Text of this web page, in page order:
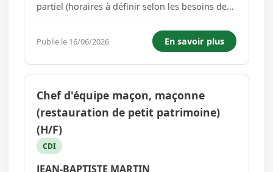
partiel (horaires à définir selon les besoins de
délivrance des médicaments, de l'encadrement
de l'équipe et responsable de l'officine en
l'absence du titul...
Publie le 16/06/2026 En savoir plus
Chef d'équipe maçon, maçonne
(restauration de petit patrimoine)
(H/F)
CDI
JEAN-BAPTISTE MARTIN